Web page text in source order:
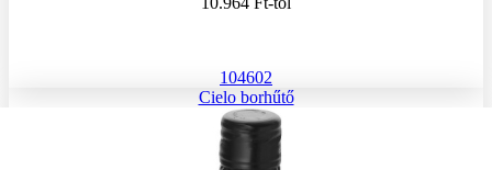
104602
Cielo borhűtő